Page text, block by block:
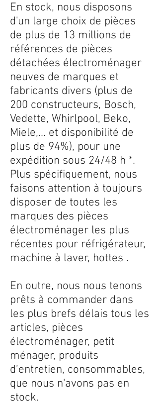
En stock, nous disposons
d'un large choix de pièces
de plus de 13 millions de
références de pièces
détachées électroménager
neuves de marques et
fabricants divers (plus de
200 constructeurs, Bosch,
Vedette, Whirlpool, Beko,
Miele,... et disponibilité de
plus de 94%), pour une
expédition sous 24/48 h *.
Plus spécifiquement, nous
faisons attention à toujours
disposer de toutes les
marques des pièces
électroménager les plus
récentes pour réfrigérateur,
machine à laver, hottes .
En outre, nous nous tenons
prêts à commander dans
les plus brefs délais tous les
articles, pièces
électroménager, petit
ménager, produits
d’entretien, consommables,
que nous n'avons pas en
stock.